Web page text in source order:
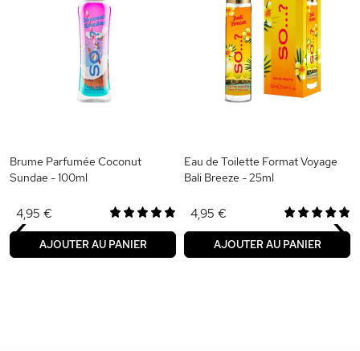
Brume Parfumée Coconut
Sundae - 100ml
4,95 €
AJOUTER AU PANIER
Eau de Toilette Format Voyage
Bali Breeze - 25ml
4,95 €
AJOUTER AU PANIER
‹ ›